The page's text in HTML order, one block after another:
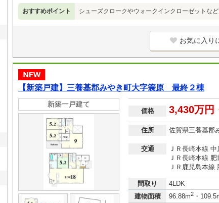
おすすめポイント シューズクロークやウォークインクローゼットな
お気に入り
【新築戸建】三養基郡みやき町大字簑原 最終２棟
新築一戸建て
価格 3,430万円
住所 佐賀県三養基郡
交通
ＪＲ長崎本線
ＪＲ長崎本線
ＪＲ鹿児島本線
間取り
4LDK
建物面積
96.88m2 ・